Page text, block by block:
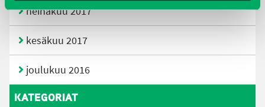
heinäkuu 2017
kesäkuu 2017
joulukuu 2016
KATEGORIAT